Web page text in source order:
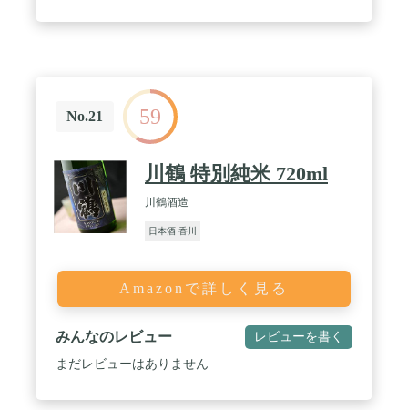
No.21 59
川鶴 特別純米 720ml
川鶴酒造
日本酒 香川
Amazonで詳しく見る
みんなのレビュー レビューを書く
まだレビューはありません